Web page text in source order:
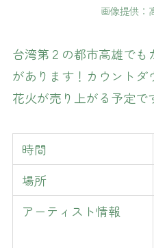
画像提供：
台湾第２の都市高雄でも
があります！カウントダ
花火が売り上がる予定で
時間
場所
アーティスト情報